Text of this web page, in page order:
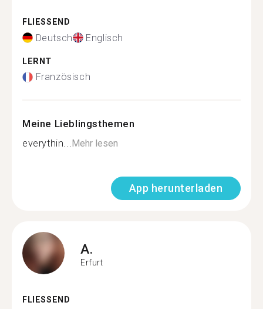
FLIESSEND
Deutsch Englisch
LERNT
Französisch
Meine Lieblingsthemen
everythin...Mehr lesen
App herunterladen
A.
Erfurt
FLIESSEND